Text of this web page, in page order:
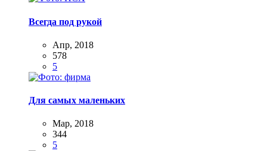
Всегда под рукой
Апр, 2018
578
5
Для самых маленьких
Мар, 2018
344
5